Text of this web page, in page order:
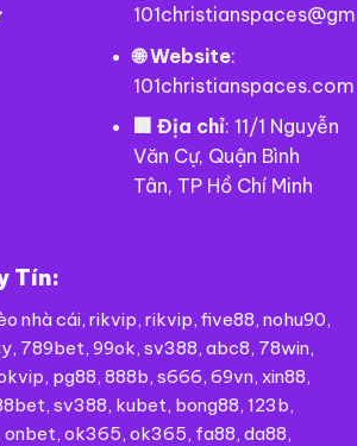
101christianspaces
🌐 Website:
101christianspaces.com
🏢 Địa chỉ: 11/1 Nguyễn
Văn Cự, Quận Bình
Tân, TP Hồ Chí Minh
Tín:
nhà cái, rikvip, rikvip, five88, nohu90,
, 789bet, 99ok, sv388, abc8, 78win,
, pg88, 888b, s666, 69vn, xin88,
, sv388, kubet, bong88, 123b,
onbet, ok365, ok365, fa88, da88,